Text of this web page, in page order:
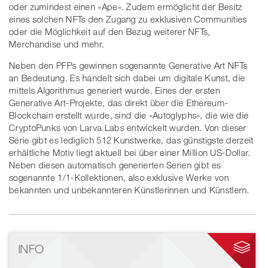
oder zumindest einen «Ape». Zudem ermöglicht der Besitz
eines solchen NFTs den Zugang zu exklusiven Communities
oder die Möglichkeit auf den Bezug weiterer NFTs,
Merchandise und mehr.
Neben den PFPs gewinnen sogenannte Generative Art NFTs
an Bedeutung. Es handelt sich dabei um digitale Kunst, die
mittels Algorithmus generiert wurde. Eines der ersten
Generative Art-Projekte, das direkt über die Ethereum-
Blockchain erstellt wurde, sind die «Autoglyphs», die wie die
CryptoPunks von Larva Labs entwickelt wurden. Von dieser
Serie gibt es lediglich 512 Kunstwerke, das günstigste derzeit
erhältliche Motiv liegt aktuell bei über einer Million US-Dollar.
Neben diesen automatisch generierten Serien gibt es
sogenannte 1/1-Kollektionen, also exklusive Werke von
bekannten und unbekannteren Künstlerinnen und Künstlern.
INFO